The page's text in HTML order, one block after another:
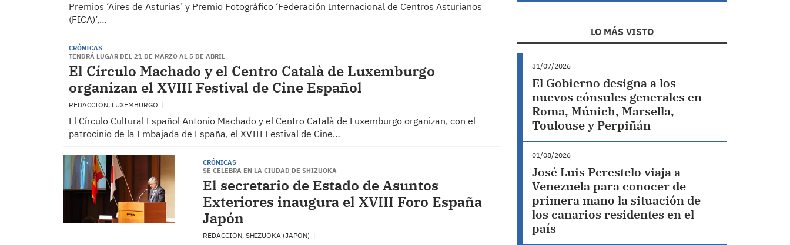
Premios ‘Aires de Asturias’ y Premio Fotográfico ‘Federación Internacional de Centros Asturianos
(FICA)’,…
CRÓNICAS
TENDRÁ LUGAR DEL 21 DE MARZO AL 5 DE ABRIL
El Círculo Machado y el Centro Català de Luxemburgo
organizan el XVIII Festival de Cine Español
REDACCIÓN, LUXEMBURGO
El Círculo Cultural Español Antonio Machado y el Centro Català de Luxemburgo organizan, con el
patrocinio de la Embajada de España, el XVIII Festival de Cine…
CRÓNICAS
SE CELEBRA EN LA CIUDAD DE SHIZUOKA
El secretario de Estado de Asuntos
Exteriores inaugura el XVIII Foro España
Japón
REDACCIÓN, SHIZUOKA (JAPÓN)
LO MÁS VISTO
31/07/2026
El Gobierno designa a los
nuevos cónsules generales en
Roma, Múnich, Marsella,
Toulouse y Perpiñán
01/08/2026
José Luis Perestelo viaja a
Venezuela para conocer de
primera mano la situación de
los canarios residentes en el
país